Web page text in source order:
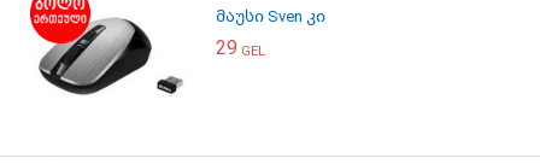
მაუსი Sven კი
29 GEL